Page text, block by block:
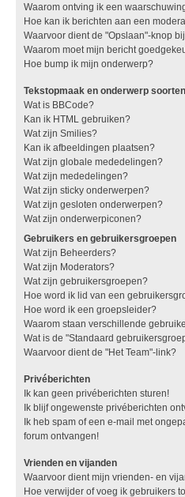
Waarom ontving ik een
Hoe kan ik berichten aan een
Waarvoor dient de "Opslaan"-knop
Waarom moet mijn bericht
Hoe bump ik mijn onderwerp?
Tekstopmaak en onderwerp soorten
Wat is BBCode?
Kan ik HTML gebruiken?
Wat zijn Smilies?
Kan ik afbeeldingen plaatsen?
Wat zijn globale mededelingen?
Wat zijn mededelingen?
Wat zijn sticky onderwerpen?
Wat zijn gesloten onderwerpen?
Wat zijn onderwerpiconen?
Gebruikers en gebruikersgroepen
Wat zijn Beheerders?
Wat zijn Moderators?
Wat zijn gebruikersgroepen?
Hoe word ik lid van een
Hoe word ik een groepsleider?
Waarom staan verschillende
Wat is de "Standaard
Waarvoor dient de "Het Team"-link?
Privéberichten
Ik kan geen privéberichten sturen!
Ik blijf ongewenste privéberichten
Ik heb spam of een e-mail met
forum ontvangen!
Vrienden en vijanden
Waarvoor dient mijn vrienden- en
Hoe verwijder of voeg ik gebruikers